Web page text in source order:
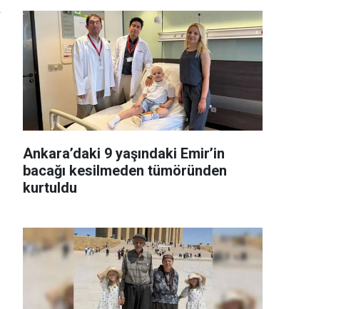
Ankara’daki 9 yaşındaki Emir’in
bacağı kesilmeden tümöründen
kurtuldu